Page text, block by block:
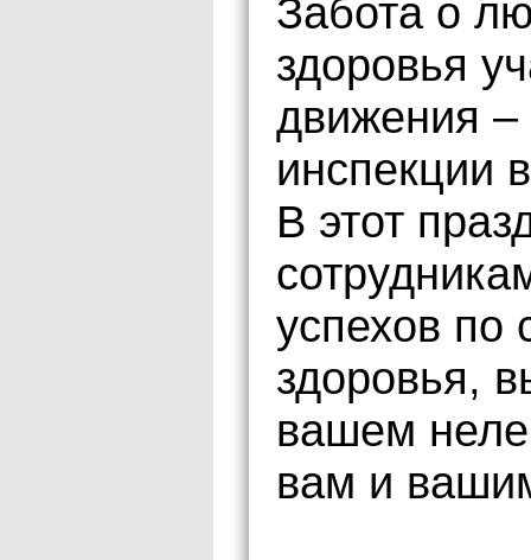
Забота о
здоровья
движения –
инспекции
В этот
успехов по
здоровья,
вашем
вам и